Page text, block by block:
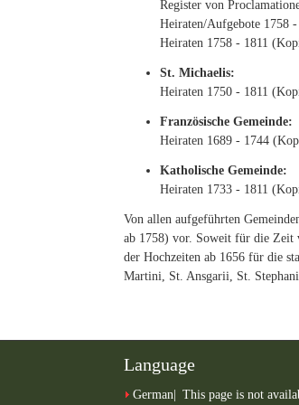
Register von
Heiraten/Aufgebote 1758
Heiraten 1758 - 1811
St. Michaelis:
Heiraten 1750 - 1811
Französische Gemeinde:
Heiraten 1689 - 1744
Katholische Gemeinde:
Heiraten 1733 - 1811
Von allen aufgeführten
ab 1758) vor. Soweit für die Zeit
der Hochzeiten ab 1656 für die
Martini, St. Ansgarii, St.
Language
German This page is not